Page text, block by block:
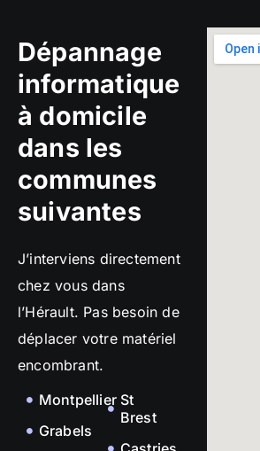
Dépannage
informatique
à domicile
dans les
communes
suivantes
J’interviens directement
chez vous dans
l’Hérault. Pas besoin de
déplacer votre matériel
encombrant.
Montpellier
Grabels
St
Brest